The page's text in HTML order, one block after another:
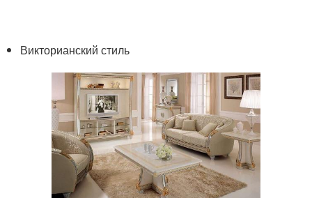
Викторианский стиль